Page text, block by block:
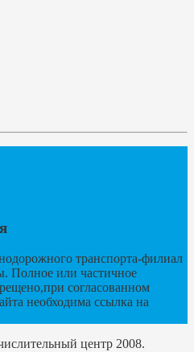
транспорта-филиал
Полное или частичное
согласованном
необходима ссылка на
центр 2008.